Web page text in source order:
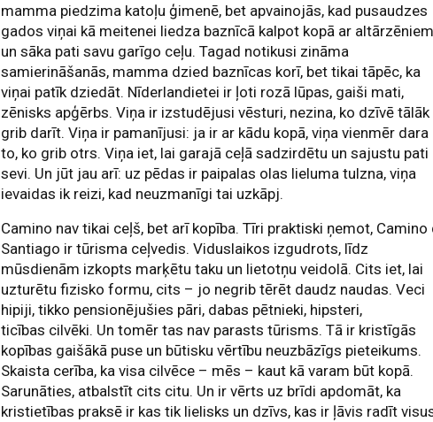
mamma piedzima katoļu ģimenē, bet apvainojās, kad pusaudzes
gados viņai kā meitenei liedza baznīcā kalpot kopā ar
un sāka pati savu garīgo ceļu. Tagad notikusi zināma
samierināšanās, mamma dzied baznīcas korī, bet tikai tāpēc, ka
viņai patīk dziedāt. Nīderlandietei ir ļoti rozā lūpas, gaiši mati,
zēnisks apģērbs. Viņa ir izstudējusi vēsturi, nezina, ko dzīvē tālāk
grib darīt. Viņa ir pamanījusi: ja ir ar kādu kopā, viņa vienmēr dara
to, ko grib otrs. Viņa iet, lai garajā ceļā sadzirdētu un sajustu pati
sevi. Un jūt jau arī: uz pēdas ir paipalas olas lieluma tulzna, viņa
ievaidas ik reizi, kad neuzmanīgi tai uzkāpj.
Camino nav tikai ceļš, bet arī kopība. Tīri praktiski ņemot, Camino
Santiago ir tūrisma ceļvedis. Viduslaikos izgudrots, līdz
mūsdienām izkopts marķētu taku un lietotņu veidolā. Cits iet, lai
uzturētu fizisko formu, cits – jo negrib tērēt daudz naudas. Veci
hipiji, tikko pensionējušies pāri, dabas pētnieki, hipsteri,
ticības cilvēki. Un tomēr tas nav parasts tūrisms. Tā ir kristīgās
kopības gaišākā puse un būtisku vērtību neuzbāzīgs pieteikums.
Skaista cerība, ka visa cilvēce – mēs – kaut kā varam būt kopā.
Sarunāties, atbalstīt cits citu. Un ir vērts uz brīdi apdomāt, ka
kristietības praksē ir kas tik lielisks un dzīvs, kas ir ļāvis radīt